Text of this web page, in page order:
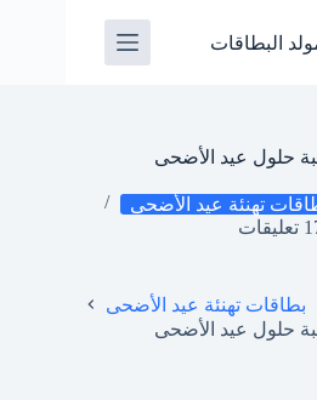
البطاقات
حلول عيد الأضحى
تهنئة عيد الأضحى
بطاقات تهنئة عيد الأضحى
حلول عيد الأضحى